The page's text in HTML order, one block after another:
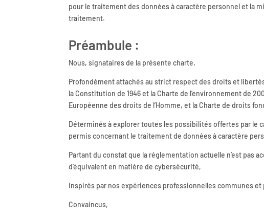
pour le traitement des données à caractère personnel et la
traitement.
Préambule :
Nous, signataires de la présente charte,
Profondément attachés au strict respect des droits et
la Constitution de 1946 et la Charte de l’environnement de
Européenne des droits de l’Homme, et la Charte de droits
Déterminés à explorer toutes les possibilités offertes par le
permis concernant le traitement de données à caractère
Partant du constat que la réglementation actuelle n’est pas
d’équivalent en matière de cybersécurité,
Inspirés par nos expériences professionnelles communes
Convaincus,